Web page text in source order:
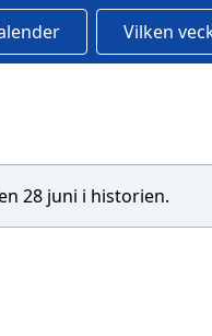
Vilken
28 juni i historien.